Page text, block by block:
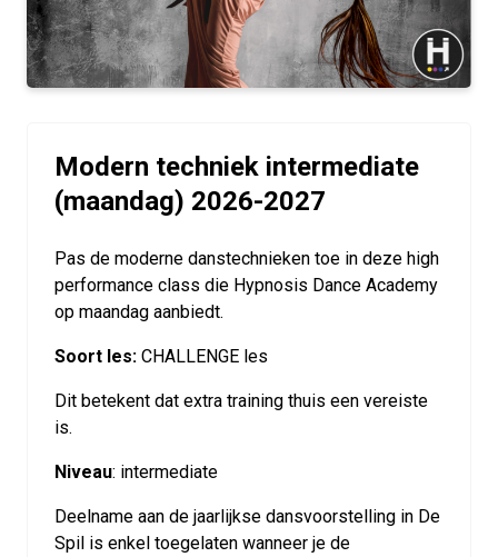
Modern techniek intermediate
(maandag) 2026-2027
Pas de moderne danstechnieken toe in deze high
performance class die Hypnosis Dance Academy
op maandag aanbiedt.
Soort les: CHALLENGE les
Dit betekent dat extra training thuis een vereiste
is.
Niveau: intermediate
Deelname aan de jaarlijkse dansvoorstelling in De
Spil is enkel toegelaten wanneer je de